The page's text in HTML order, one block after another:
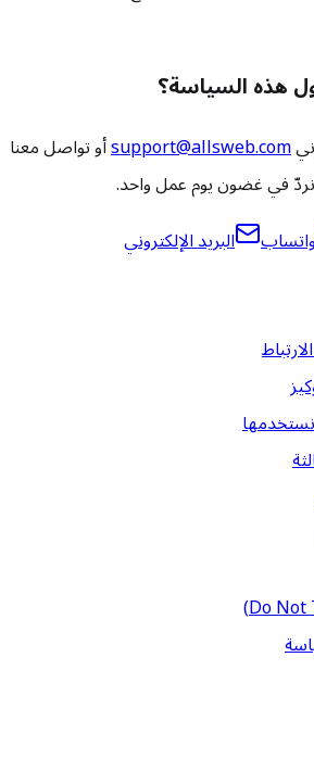
هذه السياسة؟
support@allsweb.comأو تواصل معنا
في غضون يوم عمل واحد.
واتساب
البريد الإلكتروني
نستخدمها